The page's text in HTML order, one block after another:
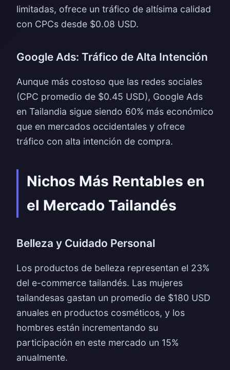
limitadas, ofrece un tráfico de altísima calidad
con CPCs desde $0.08 USD.
Google Ads: Tráfico de Alta Intención
Aunque más costoso que las redes sociales
(CPC promedio de $0.45 USD), Google Ads
en Tailandia sigue siendo 60% más económico
que en mercados occidentales y ofrece
tráfico con alta intención de compra.
Nichos Más Rentables en
el Mercado Tailandés
Belleza y Cuidado Personal
Los productos de belleza representan el 23%
del e-commerce tailandés. Las mujeres
tailandesas gastan un promedio de $180 USD
anuales en productos cosméticos, y los
hombres están incrementando su
participación en este mercado un 15%
anualmente.